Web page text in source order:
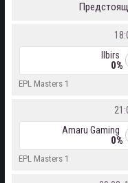
EPL Masters 1
Ilbirs
0%
EPL Masters 1
Amaru Gaming
0%